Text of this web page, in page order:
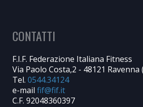
CONTATTI
F.I.F. Federazione Italiana Fitness
Via Paolo Costa,2 - 48121 Ravenna
Tel. 0544.34124
e-mail
C.F. 92048360397